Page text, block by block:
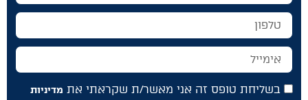
בשליחת טופס זה אני מאשר/ת שקראתי את מדיניות